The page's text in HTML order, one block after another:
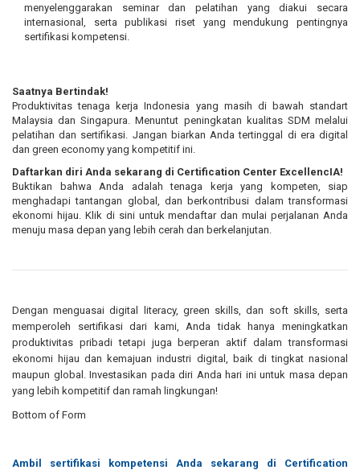
menyelenggarakan seminar dan pelatihan yang diakui secara
internasional, serta publikasi riset yang mendukung pentingnya
sertifikasi kompetensi.
Saatnya Bertindak!
Produktivitas tenaga kerja Indonesia yang masih di bawah standart
Malaysia dan Singapura. Menuntut peningkatan kualitas SDM melalui
pelatihan dan sertifikasi. Jangan biarkan Anda tertinggal di era digital
dan green economy yang kompetitif ini.
Daftarkan diri Anda sekarang di Certification Center ExcellencIA!
Buktikan bahwa Anda adalah tenaga kerja yang kompeten, siap
menghadapi tantangan global, dan berkontribusi dalam transformasi
ekonomi hijau. Klik di sini untuk mendaftardan mulai perjalanan Anda
menuju masa depan yang lebih cerah dan berkelanjutan.
Dengan menguasai digital literacy, green skills, dan soft skills, serta
memperoleh sertifikasi dari kami, Anda tidak hanya meningkatkan
produktivitas pribadi tetapi juga berperan aktif dalam transformasi
ekonomi hijau dan kemajuan industri digital, baik di tingkat nasional
maupun global. Investasikan pada diri Anda hari ini untuk masa depan
yang lebih kompetitif dan ramah lingkungan!
Bottom of Form
Ambil sertifikasi kompetensi Anda sekarang di Certification